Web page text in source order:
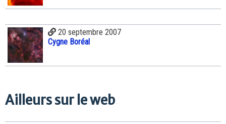
20 septembre 2007
Cygne Boréal
Ailleurs sur le web